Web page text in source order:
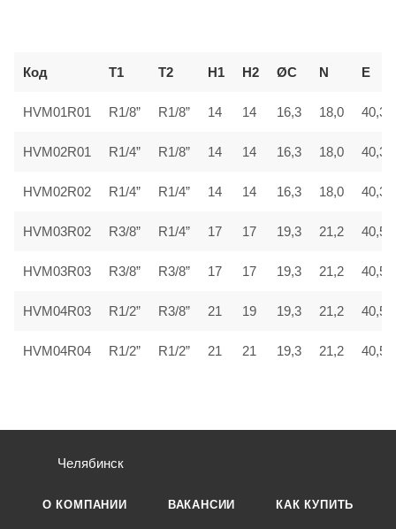
Код T1 T2 H1 H2 ØC N E
HVM01R01 R1/8” R1/8” 14 14 16,3 18,0 40,3
HVM02R01 R1/4” R1/8” 14 14 16,3 18,0 40,3
HVM02R02 R1/4” R1/4” 14 14 16,3 18,0 40,3
HVM03R02 R3/8” R1/4” 17 17 19,3 21,2 40,5
HVM03R03 R3/8” R3/8” 17 17 19,3 21,2 40,5
HVM04R03 R1/2” R3/8” 21 19 19,3 21,2 40,5
HVM04R04 R1/2” R1/2” 21 21 19,3 21,2 40,5
Челябинск
О КОМПАНИИ ВАКАНСИИ КАК КУПИТЬ